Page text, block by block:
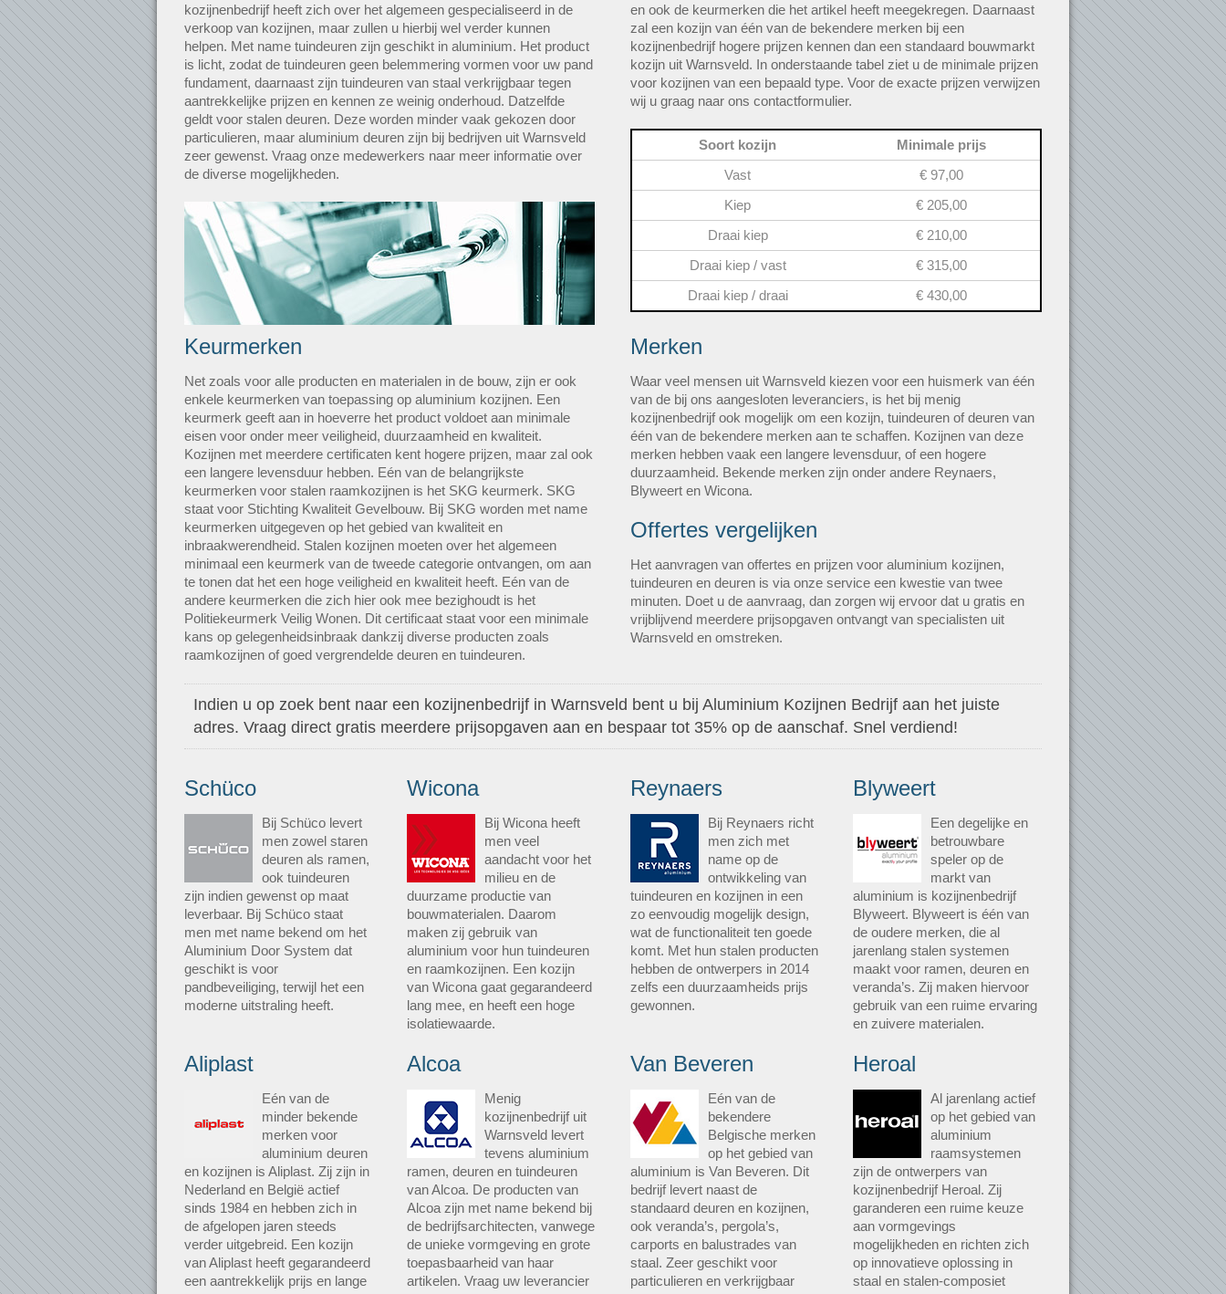
kozijnenbedrijf heeft zich over het algemeen gespecialiseerd in de
verkoop van kozijnen, maar zullen u hierbij wel verder kunnen
helpen. Met name tuindeuren zijn geschikt in aluminium. Het product
is licht, zodat de tuindeuren geen belemmering vormen voor uw pand
fundament, daarnaast zijn tuindeuren van staal verkrijgbaar tegen
aantrekkelijke prijzen en kennen ze weinig onderhoud. Datzelfde
geldt voor stalen deuren. Deze worden minder vaak gekozen door
particulieren, maar aluminium deuren zijn bij bedrijven uit Warnsveld
zeer gewenst. Vraag onze medewerkers naar meer informatie over
de diverse mogelijkheden.
en ook de keurmerken die het artikel heeft meegekregen. Daarnaast
zal een kozijn van één van de bekendere merken bij een
kozijnenbedrijf hogere prijzen kennen dan een standaard bouwmarkt
kozijn uit Warnsveld. In onderstaande tabel ziet u de minimale prijzen
voor kozijnen van een bepaald type. Voor de exacte prijzen verwijzen
wij u graag naar ons contactformulier.
Soort kozijn
Minimale prijs
Vast
€ 97,00
Kiep
€ 205,00
Draai kiep
€ 210,00
Draai kiep / vast
€ 315,00
Draai kiep / draai
€ 430,00
Keurmerken
Net zoals voor alle producten en materialen in de bouw, zijn er ook
enkele keurmerken van toepassing op aluminium kozijnen. Een
keurmerk geeft aan in hoeverre het product voldoet aan minimale
eisen voor onder meer veiligheid, duurzaamheid en kwaliteit.
Kozijnen met meerdere certificaten kent hogere prijzen, maar zal ook
een langere levensduur hebben. Eén van de belangrijkste
keurmerken voor stalen raamkozijnen is het SKG keurmerk. SKG
staat voor Stichting Kwaliteit Gevelbouw. Bij SKG worden met name
keurmerken uitgegeven op het gebied van kwaliteit en
inbraakwerendheid. Stalen kozijnen moeten over het algemeen
minimaal een keurmerk van de tweede categorie ontvangen, om aan
te tonen dat het een hoge veiligheid en kwaliteit heeft. Eén van de
andere keurmerken die zich hier ook mee bezighoudt is het
Politiekeurmerk Veilig Wonen. Dit certificaat staat voor een minimale
kans op gelegenheidsinbraak dankzij diverse producten zoals
raamkozijnen of goed vergrendelde deuren en tuindeuren.
Merken
Waar veel mensen uit Warnsveld kiezen voor een huismerk van één
van de bij ons aangesloten leveranciers, is het bij menig
kozijnenbedrijf ook mogelijk om een kozijn, tuindeuren of deuren van
één van de bekendere merken aan te schaffen. Kozijnen van deze
merken hebben vaak een langere levensduur, of een hogere
duurzaamheid. Bekende merken zijn onder andere Reynaers,
Blyweert en Wicona.
Offertes vergelijken
Het aanvragen van offertes en prijzen voor aluminium kozijnen,
tuindeuren en deuren is via onze service een kwestie van twee
minuten. Doet u de aanvraag, dan zorgen wij ervoor dat u gratis en
vrijblijvend meerdere prijsopgaven ontvangt van specialisten uit
Warnsveld en omstreken.
Indien u op zoek bent naar een kozijnenbedrijf in Warnsveld bent u bij Aluminium Kozijnen Bedrijf aan het juiste
adres. Vraag direct gratis meerdere prijsopgaven aan en bespaar tot 35% op de aanschaf. Snel verdiend!
Schüco
Bij Schüco levert
men zowel staren
deuren als ramen,
ook tuindeuren
zijn indien gewenst op maat
leverbaar. Bij Schüco staat
men met name bekend om het
Aluminium Door System dat
geschikt is voor
pandbeveiliging, terwijl het een
moderne uitstraling heeft.
Wicona
Bij Wicona heeft
men veel
aandacht voor het
milieu en de
duurzame productie van
bouwmaterialen. Daarom
maken zij gebruik van
aluminium voor hun tuindeuren
en raamkozijnen. Een kozijn
van Wicona gaat gegarandeerd
lang mee, en heeft een hoge
isolatiewaarde.
Reynaers
Bij Reynaers richt
men zich met
name op de
ontwikkeling van
tuindeuren en kozijnen in een
zo eenvoudig mogelijk design,
wat de functionaliteit ten goede
komt. Met hun stalen producten
hebben de ontwerpers in 2014
zelfs een duurzaamheids prijs
gewonnen.
Blyweert
Een degelijke en
betrouwbare
speler op de
markt van
aluminium is kozijnenbedrijf
Blyweert. Blyweert is één van
de oudere merken, die al
jarenlang stalen systemen
maakt voor ramen, deuren en
veranda’s. Zij maken hiervoor
gebruik van een ruime ervaring
en zuivere materialen.
Aliplast
Eén van de
minder bekende
merken voor
aluminium deuren
en kozijnen is Aliplast. Zij zijn in
Nederland en België actief
sinds 1984 en hebben zich in
de afgelopen jaren steeds
verder uitgebreid. Een kozijn
van Aliplast heeft gegarandeerd
een aantrekkelijk prijs en lange
Alcoa
Menig
kozijnenbedrijf uit
Warnsveld levert
tevens aluminium
ramen, deuren en tuindeuren
van Alcoa. De producten van
Alcoa zijn met name bekend bij
de bedrijfsarchitecten, vanwege
de unieke vormgeving en grote
toepasbaarheid van haar
artikelen. Vraag uw leverancier
Van Beveren
Eén van de
bekendere
Belgische merken
op het gebied van
aluminium is Van Beveren. Dit
bedrijf levert naast de
standaard deuren en kozijnen,
ook veranda’s, pergola’s,
carports en balustrades van
staal. Zeer geschikt voor
particulieren en verkrijgbaar
Heroal
Al jarenlang actief
op het gebied van
aluminium
raamsystemen
zijn de ontwerpers van
kozijnenbedrijf Heroal. Zij
garanderen een ruime keuze
aan vormgevings
mogelijkheden en richten zich
op innovatieve oplossing in
staal en stalen-composiet